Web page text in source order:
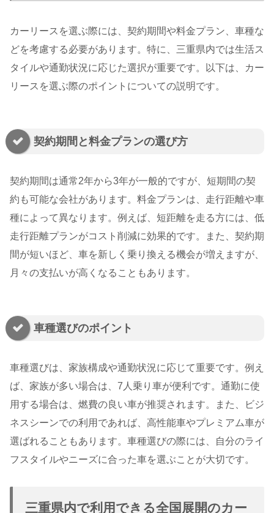
カーリースを選ぶ際には、契約期間や料金プラン、車種な
どを考慮する必要があります。特に、三重県内では生活ス
タイルや通勤状況に応じた選択が重要です。以下は、カー
リースを選ぶ際のポイントについての説明です。
契約期間と料金プランの選び方
契約期間は通常2年から3年が一般的ですが、短期間の契
約も可能な会社があります。料金プランは、走行距離や車
種によって異なります。例えば、短距離を走る方には、低
走行距離プランがコスト削減に効果的です。また、契約期
間が短いほど、車を新しく乗り換える機会が増えますが、
月々の支払いが高くなることもあります。
車種選びのポイント
車種選びは、家族構成や通勤状況に応じて重要です。例え
ば、家族が多い場合は、7人乗り車が便利です。通勤に使
用する場合は、燃費の良い車が推奨されます。また、ビジ
ネスシーンでの利用であれば、高性能車やプレミアム車が
選ばれることもあります。車種選びの際には、自分のライ
フスタイルやニーズに合った車を選ぶことが大切です。
三重県内で利用できる全国展開のカー